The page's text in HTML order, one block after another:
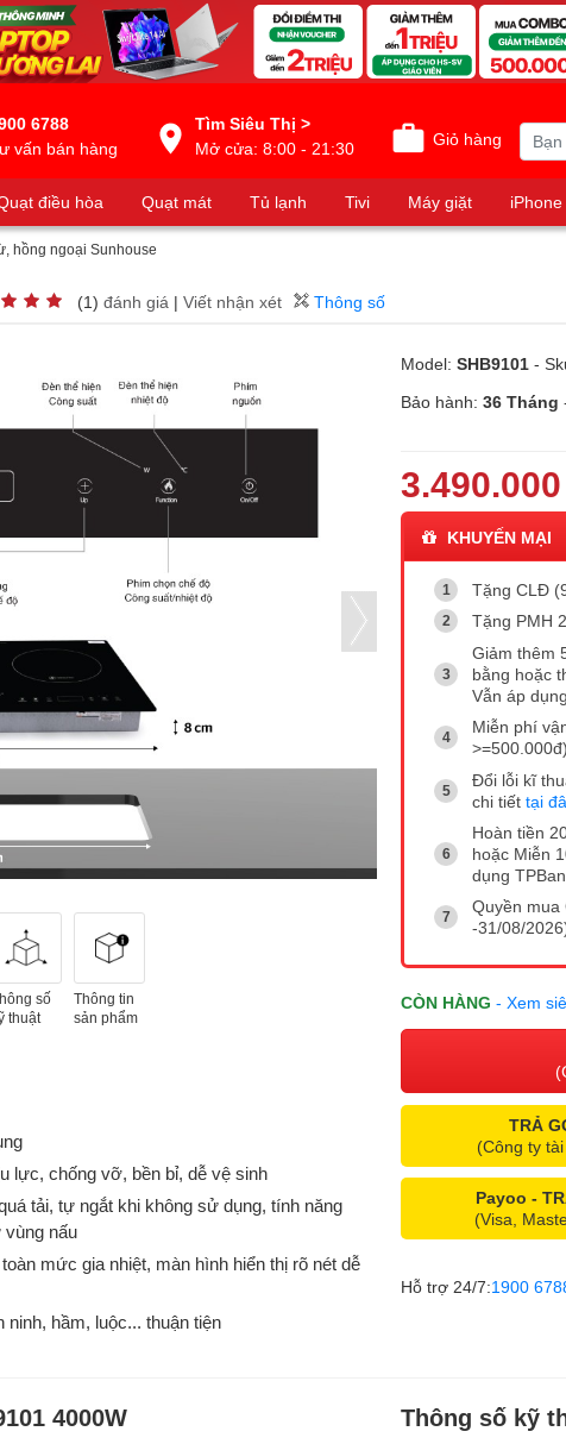
6788
vấn bán hàng
Tìm Siêu Thị >
Mở cửa: 8:00 - 21:30
Giỏ hàng
điều hòa Quạt mát Tủ lạnh Tivi Máy giặt iPhone
hồng ngoại Sunhouse
(1) đánh giá | Viết nhận xét Thông số
số
thuật
Thông tin
sản phẩm
lực, chống vỡ, bền bỉ, dễ vệ sinh
tải, tự ngắt khi không sử dụng, tính năng
vùng nấu
mức gia nhiệt, màn hình hiển thị rõ nét dễ
hầm, luộc... thuận tiện
Model: SHB9101 -
Bảo hành: 36 Tháng
3.490.000
KHUYẾN MẠI
Tặng CLĐ
Tặng PMH
Giảm thêm
bằng hoặc
Vẫn áp
Miễn phí
>=500.000đ)
Đổi lỗi kĩ
chi tiết tại
Hoàn tiền
hoặc Miễn
dụng
Quyền mua
-31/08/
CÒN HÀNG - Xem
TRẢ
(Công ty
Payoo -
(Visa,
Hỗ trợ 24/7:1900
4000W Thông số kỹ